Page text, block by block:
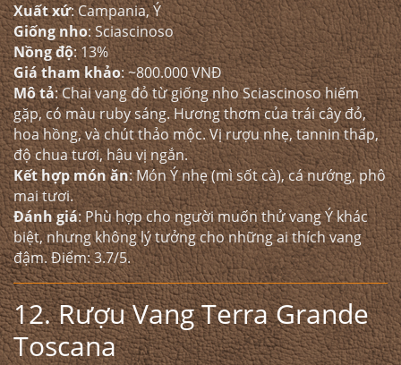
Xuất xứ: Campania, Ý
Giống nho: Sciascinoso
Nồng độ: 13%
Giá tham khảo: ~800.000 VNĐ
Mô tả: Chai vang đỏ từ giống nho Sciascinoso hiếm
gặp, có màu ruby sáng. Hương thơm của trái cây đỏ,
hoa hồng, và chút thảo mộc. Vị rượu nhẹ, tannin thấp,
độ chua tươi, hậu vị ngắn.
Kết hợp món ăn: Món Ý nhẹ (mì sốt cà), cá nướng, phô
mai tươi.
Đánh giá: Phù hợp cho người muốn thử vang Ý khác
biệt, nhưng không lý tưởng cho những ai thích vang
đậm. Điểm: 3.7/5.
12. Rượu Vang Terra Grande
Toscana